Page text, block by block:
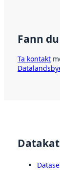
Fann
Ta kontakt